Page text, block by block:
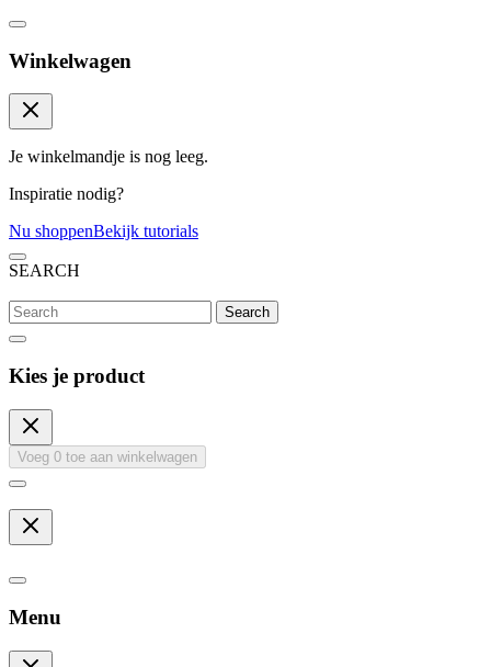
Winkelwagen
Je winkelmandje is nog leeg.
Inspiratie nodig?
Nu shoppenBekijk tutorials
SEARCH
Search
Kies je product
Voeg 0 toe aan winkelwagen
Menu